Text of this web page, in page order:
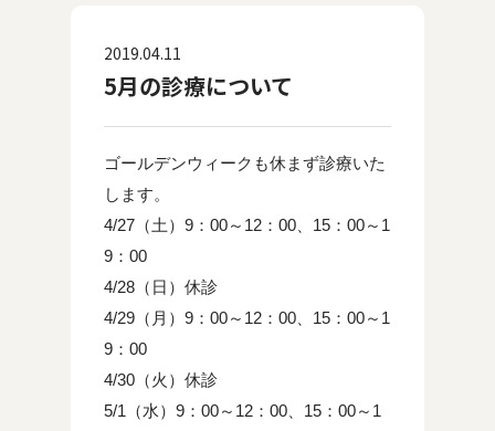
2019.04.11
5月の診療について
ゴールデンウィークも休まず診療いた
します。
4/27（土）9：00～12：00、15：00～1
9：00
4/28（日）休診
4/29（月）9：00～12：00、15：00～1
9：00
4/30（火）休診
5/1（水）9：00～12：00、15：00～1